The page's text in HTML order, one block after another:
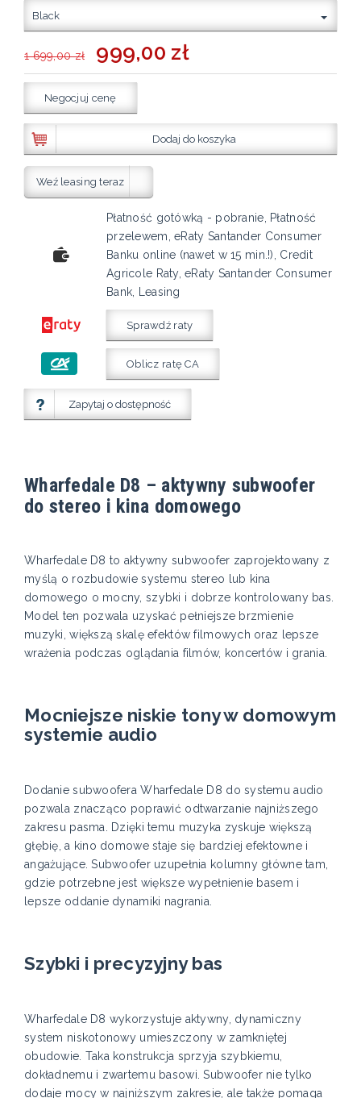
Black
1 699,00 zł 999,00 zł
Negocjuj cenę
Dodaj do koszyka
Weź leasing teraz
Płatność gotówką - pobranie, Płatność
przelewem, eRaty Santander Consumer
Banku online (nawet w 15 min.!), Credit
Agricole Raty, eRaty Santander Consumer
Bank, Leasing
Sprawdź raty
Oblicz ratę CA
Zapytaj o dostępność
Wharfedale D8 – aktywny subwoofer
do stereo i kina domowego
Wharfedale D8 to aktywny subwoofer zaprojektowany z
myślą o rozbudowie systemu stereo lub kina
domowego o mocny, szybki i dobrze kontrolowany bas.
Model ten pozwala uzyskać pełniejsze brzmienie
muzyki, większą skalę efektów filmowych oraz lepsze
wrażenia podczas oglądania filmów, koncertów i grania.
Mocniejsze niskie tony w domowym
systemie audio
Dodanie subwoofera Wharfedale D8 do systemu audio
pozwala znacząco poprawić odtwarzanie najniższego
zakresu pasma. Dzięki temu muzyka zyskuje większą
głębię, a kino domowe staje się bardziej efektowne i
angażujące. Subwoofer uzupełnia kolumny główne tam,
gdzie potrzebne jest większe wypełnienie basem i
lepsze oddanie dynamiki nagrania.
Szybki i precyzyjny bas
Wharfedale D8 wykorzystuje aktywny, dynamiczny
system niskotonowy umieszczony w zamkniętej
obudowie. Taka konstrukcja sprzyja szybkiemu,
dokładnemu i zwartemu basowi. Subwoofer nie tylko
dodaje mocy w najniższym zakresie, ale także pomaga